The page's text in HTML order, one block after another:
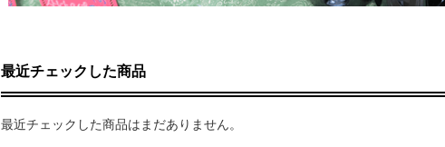
最近チェックした商品
最近チェックした商品はまだありません。